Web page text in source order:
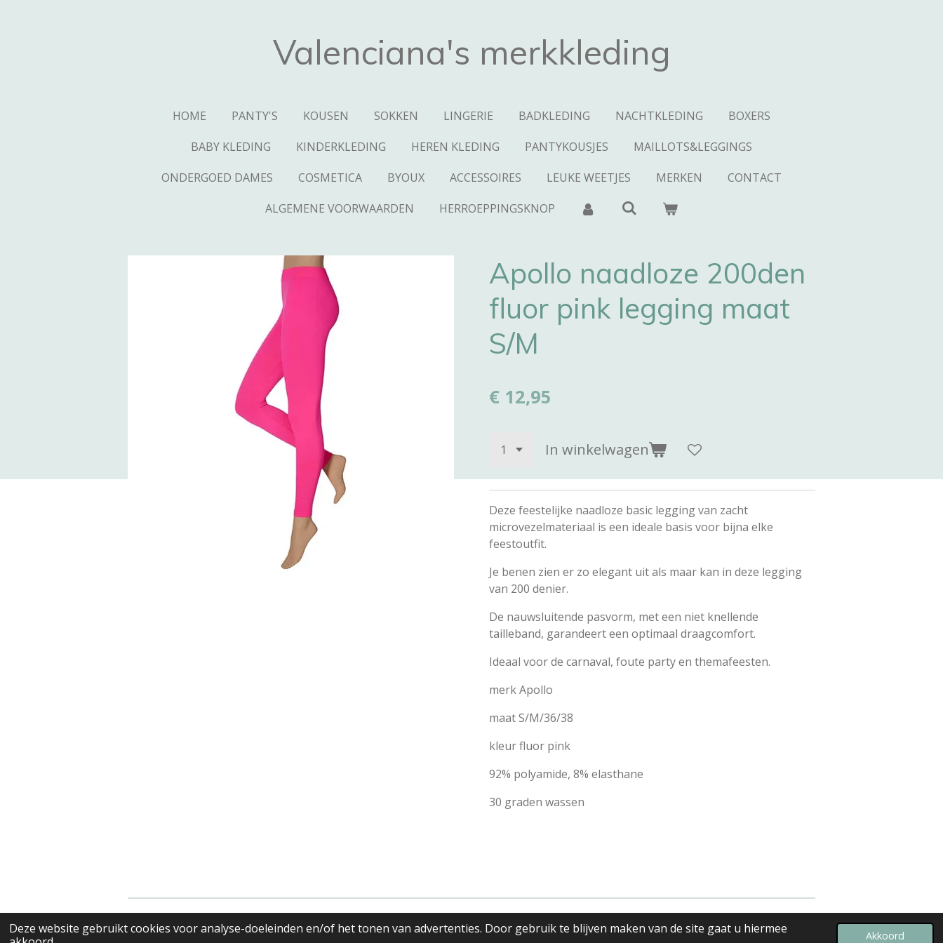
Deze website gebruikt cookies voor analyse-doeleinden en/of het tonen van advertenties. Door gebruik te blijven maken van de site gaat u hiermee
Akkoord
Valenciana's merkkleding
HOME PANTY'S KOUSEN SOKKEN LINGERIE BADKLEDING NACHTKLEDING
BOXERS
BABY KLEDING
KINDERKLEDING HEREN KLEDING PANTYKOUSJES
MAILLOTS&LEGGINGS
ONDERGOED DAMES
COSMETICA BYOUX ACCESSOIRES LEUKE WEETJES MERKEN
CONTACT
ALGEMENE VOORWAARDEN
HERROEPPINGSKNOP
Apollo naadloze 200den
fluor pink legging maat
S/M
€ 12,95
In winkelwagen
Deze feestelijke naadloze basic legging van zacht
microvezelmateriaal is een ideale basis voor bijna elke
feestoutfit.
Je benen zien er zo elegant uit als maar kan in deze legging
van 200 denier.
De nauwsluitende pasvorm, met een niet knellende
tailleband, garandeert een optimaal draagcomfort.
Ideaal voor de carnaval, foute party en themafeesten.
merk Apollo
maat S/M/36/38
kleur fluor pink
92% polyamide, 8% elasthane
30 graden wassen
© 2022 - 2026 Valenciana's merkkleding Powered byJouwWeb